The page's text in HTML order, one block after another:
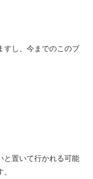
すし、今までのこのブ
と置いて行かれる可能